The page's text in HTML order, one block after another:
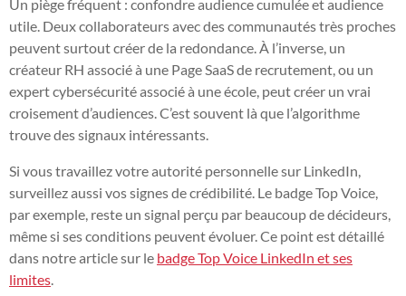
Un piège fréquent : confondre audience cumulée et audience
utile. Deux collaborateurs avec des communautés très proches
peuvent surtout créer de la redondance. À l’inverse, un
créateur RH associé à une Page SaaS de recrutement, ou un
expert cybersécurité associé à une école, peut créer un vrai
croisement d’audiences. C’est souvent là que l’algorithme
trouve des signaux intéressants.
Si vous travaillez votre autorité personnelle sur LinkedIn,
surveillez aussi vos signes de crédibilité. Le badge Top Voice,
par exemple, reste un signal perçu par beaucoup de décideurs,
même si ses conditions peuvent évoluer. Ce point est détaillé
dans notre article sur le badge Top Voice LinkedIn et ses
limites